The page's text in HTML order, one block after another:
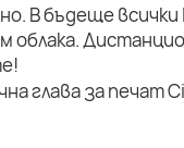
В бъдеще всички
облака.